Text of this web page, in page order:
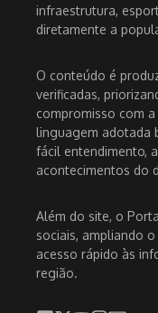
infraestrutura,
diretamente a
O conteúdo é
verificadas,
compromisso com
linguagem adotada
fácil entendimento,
acontecimentos do
Além do site, o
sociais, ampliando
acesso rápido às
região.